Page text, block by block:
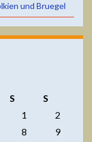
und Bruegel
S
S
1
2
8
9